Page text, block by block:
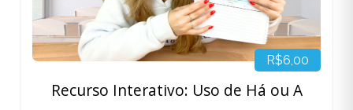
R$6,00
Recurso Interativo: Uso de Há ou A